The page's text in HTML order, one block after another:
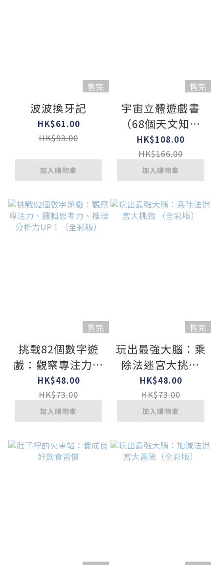
售完
波波換牙記
HK$61.00
HK$93.00
加入購物車
售完
宇宙立體遊戲書
（68個天文知識
+51個互動機關）
HK$108.00
HK$166.00
加入購物車
售完
挑戰82個數字遊
戲：觀察專注力、
邏輯思考力、推理
分析力UP！（全
彩版）
HK$48.00
HK$73.00
加入購物車
售完
玩出最強大腦：乘
除法迷宮大挑戰
（全彩版）
HK$48.00
HK$73.00
加入購物車